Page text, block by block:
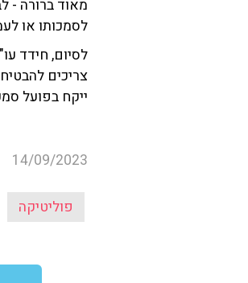
מאוד ברורה -
לסמכותו או
לסיום, חידד
צריכים
ייקח בפועל
14/09/2023
פוליטיקה